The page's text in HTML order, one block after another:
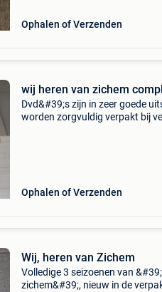
Ophalen of Verzenden
wij heren van zichem
Dvd&#39;s zijn in zeer goede
worden zorgvuldig verpakt bij
Ophalen of Verzenden
Wij, heren van Zichem
Volledige 3 seizoenen van
zichem&#39;, nieuw in de